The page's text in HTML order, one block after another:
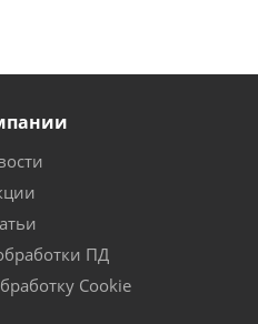
ПД
Cookie